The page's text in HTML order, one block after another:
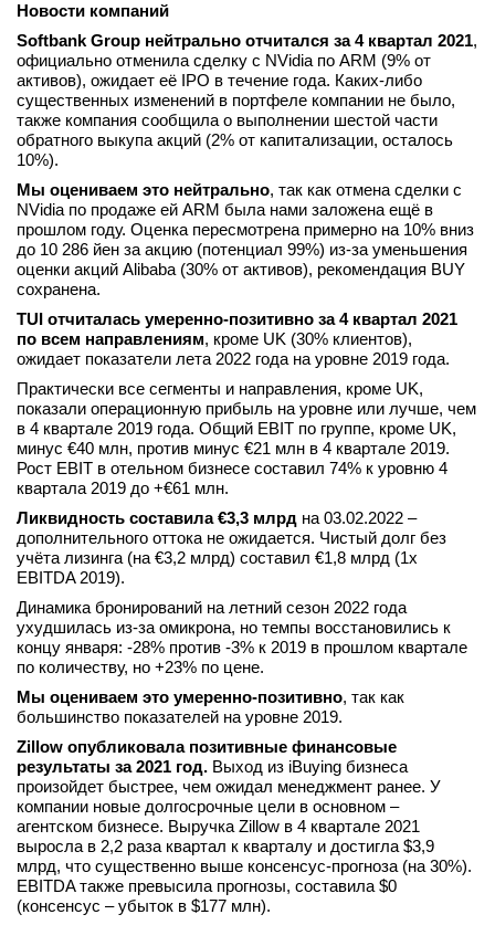
Интервью
вконтакте
телеграм
Вход
Новости компаний
Softbank Group нейтрально отчитался за 4 квартал 2021,
официально отменила сделку с NVidia по ARM (9% от
активов), ожидает её IPO в течение года. Каких-либо
существенных изменений в портфеле компании не было,
также компания сообщила о выполнении шестой части
обратного выкупа акций (2% от капитализации, осталось
10%).
Мы оцениваем это нейтрально, так как отмена сделки с
NVidia по продаже ей ARM была нами заложена ещё в
прошлом году. Оценка пересмотрена примерно на 10% вниз
до 10 286 йен за акцию (потенциал 99%) из-за уменьшения
оценки акций Alibaba (30% от активов), рекомендация BUY
сохранена.
TUI отчиталась умеренно-позитивно за 4 квартал 2021
по всем направлениям, кроме UK (30% клиентов),
ожидает показатели лета 2022 года на уровне 2019 года.
Практически все сегменты и направления, кроме UK,
показали операционную прибыль на уровне или лучше, чем
в 4 квартале 2019 года. Общий EBIT по группе, кроме UK,
минус €40 млн, против минус €21 млн в 4 квартале 2019.
Рост EBIT в отельном бизнесе составил 74% к уровню 4
квартала 2019 до +€61 млн.
Ликвидность составила €3,3 млрд на 03.02.2022 –
дополнительного оттока не ожидается. Чистый долг без
учёта лизинга (на €3,2 млрд) составил €1,8 млрд (1х
EBITDA 2019).
Динамика бронирований на летний сезон 2022 года
ухудшилась из-за омикрона, но темпы восстановились к
концу января: -28% против -3% к 2019 в прошлом квартале
по количеству, но +23% по цене.
Мы оцениваем это умеренно-позитивно, так как
большинство показателей на уровне 2019.
Zillow опубликовала позитивные финансовые
результаты за 2021 год. Выход из iBuying бизнеса
произойдет быстрее, чем ожидал менеджмент ранее. У
компании новые долгосрочные цели в основном –
агентском бизнесе. Выручка Zillow в 4 квартале 2021
выросла в 2,2 раза квартал к кварталу и достигла $3,9
млрд, что существенно выше консенсус-прогноза (на 30%).
EBITDA также превысила прогнозы, составила $0
(консенсус – убыток в $177 млн).